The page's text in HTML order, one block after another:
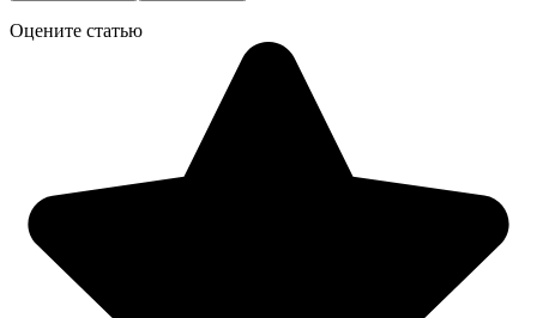
Оцените статью